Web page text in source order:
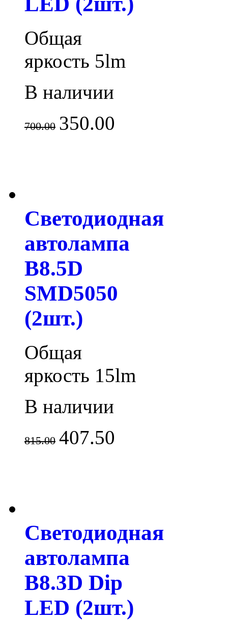
Общая
яркость 5lm
В наличии
700.00 350.00
Светодиодная
автолампа
B8.5D
SMD5050
(2шт.)
Общая
яркость 15lm
В наличии
815.00 407.50
Светодиодная
автолампа
B8.3D Dip
LED (2шт.)